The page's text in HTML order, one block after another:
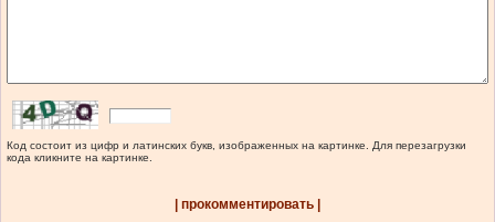
Код состоит из цифр и латинских букв, изображенных на картинке. Для перезагрузки
кода кликните на картинке.
| прокомментировать |